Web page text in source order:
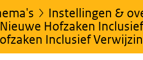
Instellingen &
Nieuwe Hofzaken
Inclusief